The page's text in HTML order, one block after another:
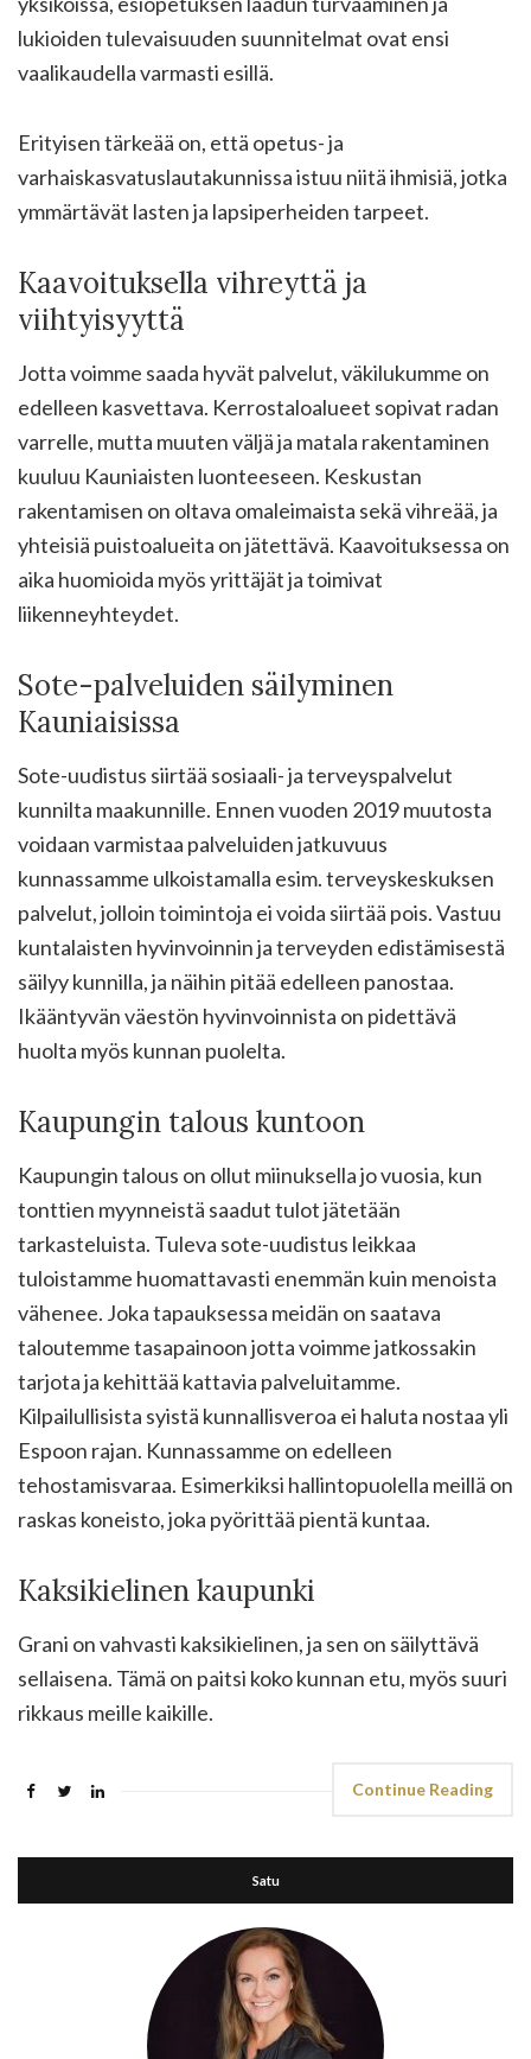
lukioiden tulevaisuuden suunnitelmat ovat ensi
vaalikaudella varmasti esillä.
Erityisen tärkeää on, että opetus- ja
varhaiskasvatuslautakunnissa istuu niitä ihmisiä, jotka
ymmärtävät lasten ja lapsiperheiden tarpeet.
Kaavoituksella vihreyttä ja
viihtyisyyttä
Jotta voimme saada hyvät palvelut, väkilukumme on
edelleen kasvettava. Kerrostaloalueet sopivat radan
varrelle, mutta muuten väljä ja matala rakentaminen
kuuluu Kauniaisten luonteeseen. Keskustan
rakentamisen on oltava omaleimaista sekä vihreää, ja
yhteisiä puistoalueita on jätettävä. Kaavoituksessa on
aika huomioida myös yrittäjät ja toimivat
liikenneyhteydet.
Sote-palveluiden säilyminen
Kauniaisissa
Sote-uudistus siirtää sosiaali- ja terveyspalvelut
kunnilta maakunnille. Ennen vuoden 2019 muutosta
voidaan varmistaa palveluiden jatkuvuus
kunnassamme ulkoistamalla esim. terveyskeskuksen
palvelut, jolloin toimintoja ei voida siirtää pois. Vastuu
kuntalaisten hyvinvoinnin ja terveyden edistämisestä
säilyy kunnilla, ja näihin pitää edelleen panostaa.
Ikääntyvän väestön hyvinvoinnista on pidettävä
huolta myös kunnan puolelta.
Kaupungin talous kuntoon
Kaupungin talous on ollut miinuksella jo vuosia, kun
tonttien myynneistä saadut tulot jätetään
tarkasteluista. Tuleva sote-uudistus leikkaa
tuloistamme huomattavasti enemmän kuin menoista
vähenee. Joka tapauksessa meidän on saatava
taloutemme tasapainoon jotta voimme jatkossakin
tarjota ja kehittää kattavia palveluitamme.
Kilpailullisista syistä kunnallisveroa ei haluta nostaa yli
Espoon rajan. Kunnassamme on edelleen
tehostamisvaraa. Esimerkiksi hallintopuolella meillä on
raskas koneisto, joka pyörittää pientä kuntaa.
Kaksikielinen kaupunki
Grani on vahvasti kaksikielinen, ja sen on säilyttävä
sellaisena. Tämä on paitsi koko kunnan etu, myös suuri
rikkaus meille kaikille.
Continue Reading
Satu